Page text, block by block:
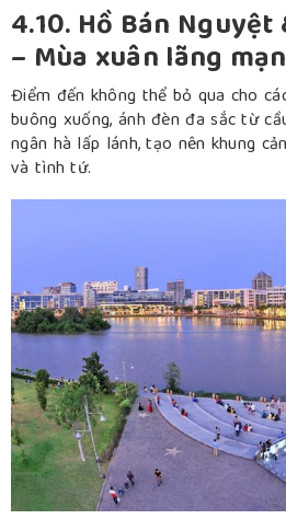
4.10. Hồ Bán Nguyệt
– Mùa xuân lãng mạn
Điểm đến không thể bỏ qua cho
buông xuống, ánh đèn đa sắc từ
ngân hà lấp lánh, tạo nên khung
và tình tứ.